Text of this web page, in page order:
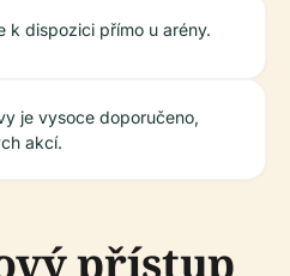
k dispozici přímo u arény.
je vysoce doporučeno,
akcí.
přístup